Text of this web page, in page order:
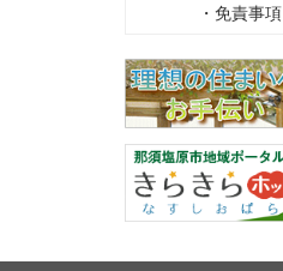
・免責事項